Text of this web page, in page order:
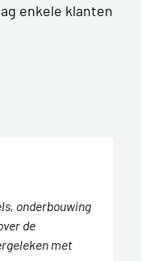
enkele klanten
onderbouwing
de
met